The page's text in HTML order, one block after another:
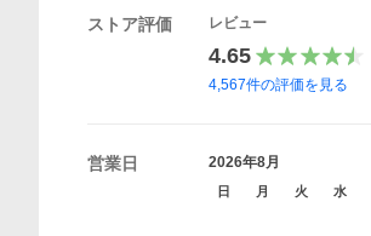
ストア評価 レビュー
4.65
4,567件の評価を見る
営業日 2026年8月
日 月 火 水